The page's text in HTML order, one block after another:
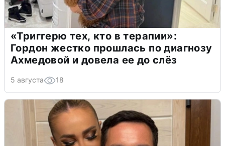
«Триггерю тех, кто в терапии»:
Гордон жестко прошлась по диагнозу
Ахмедовой и довела ее до слёз
5 августа 18